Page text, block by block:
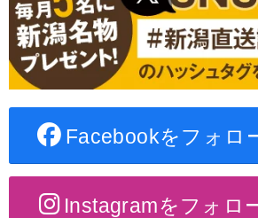
Facebookをフォロ
Instagramをフォロ